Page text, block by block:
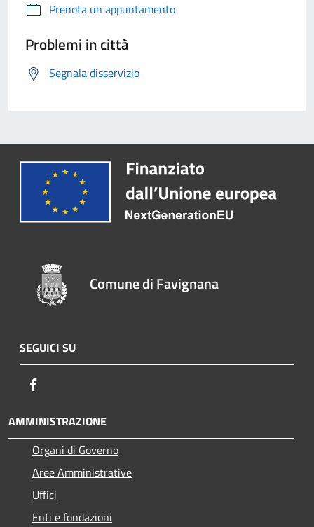
Prenota un appuntamento
Problemi in città
Segnala disservizio
Comune di Favignana
SEGUICI SU
AMMINISTRAZIONE
Organi di Governo
Aree Amministrative
Uffici
Enti e fondazioni